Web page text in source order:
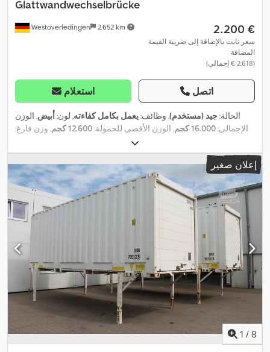
Westoverledingen 2.652 km
Glattwandwechselbrücke
‏2.200 €
سعر ثابت بالإضافة إلى ضريبة القيمة
المضافة
(‏2.618 € إجمالي)
استعلام اتصل
الحالة:جيد (مستخدم), وظائف:يعمل بكامل كفاءته, لون:أبيض, الوزن
الإجمالي:16.000 كجم , الوزن الأقصى للحمولة:12.600 كجم
, وزن فارغ:
إعلان صغير
1 / 8